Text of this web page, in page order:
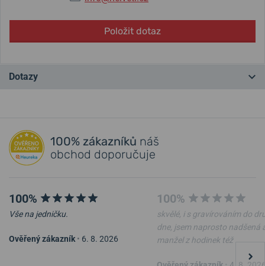
Položit dotaz
Dotazy
Přidat dotaz
100% zákazníků náš
obchod doporučuje
100%
Vše na jedničku.
Ověřený zákazník • 6. 8. 2026
100%
skvělé, i s gravírováním do
dne, jsem naprosto nadšená
manžel z hodinek též